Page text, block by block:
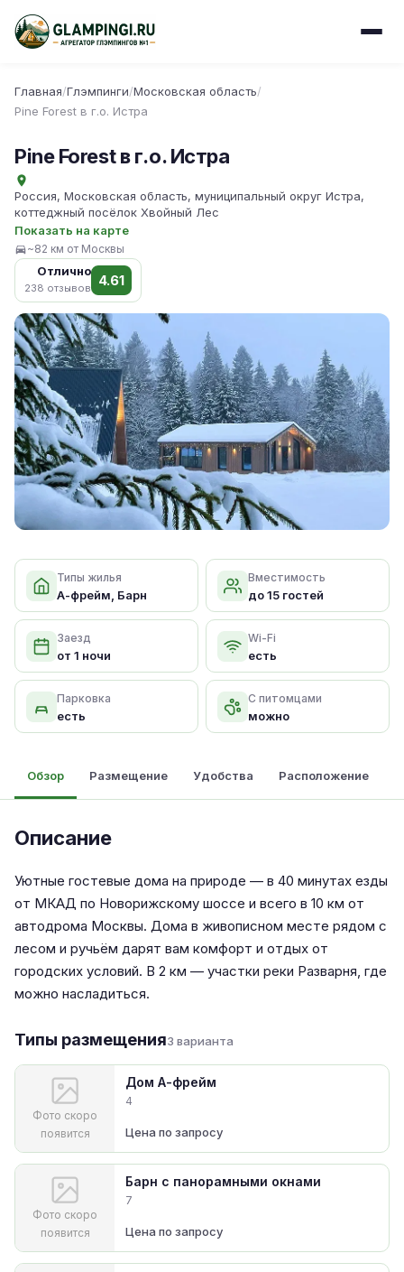
Главная/Глэмпинги/Московская область/
Pine Forest в г.о. Истра
Pine Forest в г.о. Истра
Россия, Московская область, муниципальный округ Истра,
коттеджный посёлок Хвойный Лес
Показать на карте
~82 км от Москвы
Отлично
238 отзывов 4.61
Типы жилья
А-фрейм, Барн
Вместимость
до 15 гостей
Заезд
от 1 ночи
Wi-Fi
есть
Парковка
есть
С питомцами
можно
Обзор Размещение Удобства Расположение
Описание
Уютные гостевые дома на природе — в 40 минутах езды
от МКАД по Новорижскому шоссе и всего в 10 км от
автодрома Москвы. Дома в живописном месте рядом с
лесом и ручьём дарят вам комфорт и отдых от
городских условий. В 2 км — участки реки Разварня, где
можно насладиться.
Типы размещения3 варианта
Фото скоро
появится
Дом А-фрейм
4
Цена по запросу
Фото скоро
появится
Барн с панорамными окнами
7
Цена по запросу